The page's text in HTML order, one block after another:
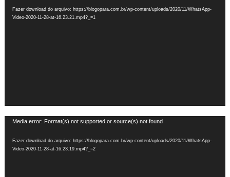
vídeo
Fazer download do arquivo: https://blogopara.com.br/wp-content/uploads/2020/11/WhatsApp-
Video-2020-11-28-at-16.23.21.mp4?_=1
Tocador
vídeo
Media error: Format(s) not supported or source(s) not found
Fazer download do arquivo: https://blogopara.com.br/wp-content/uploads/2020/11/WhatsApp-
Video-2020-11-28-at-16.23.19.mp4?_=2